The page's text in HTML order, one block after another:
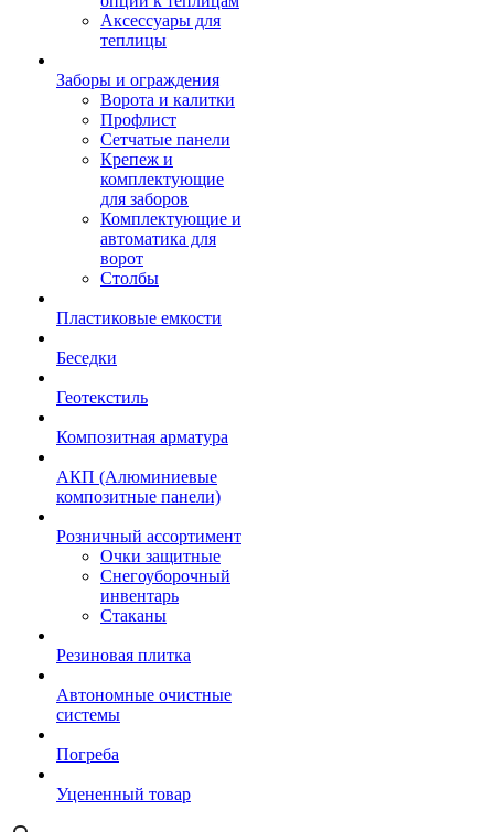
Аксессуары для
теплицы
Заборы и ограждения
Ворота и калитки
Профлист
Сетчатые панели
Крепеж и
комплектующие
для заборов
Комплектующие и
автоматика для
ворот
Столбы
Пластиковые емкости
Беседки
Геотекстиль
Композитная арматура
АКП (Алюминиевые
композитные панели)
Розничный ассортимент
Очки защитные
Снегоуборочный
инвентарь
Стаканы
Резиновая плитка
Автономные очистные
системы
Погреба
Уцененный товар